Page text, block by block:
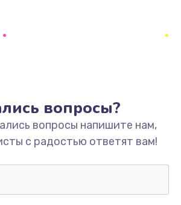
вопросы?
вопросы напишите нам,
с радостью ответят вам!